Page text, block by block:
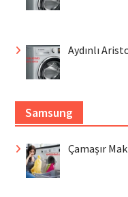
Aydınlı
Samsung
Çamaşır